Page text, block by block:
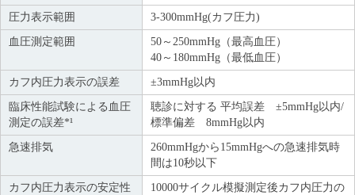
圧力表示範囲 3-300mmHg(カフ圧力)
血圧測定範囲
50～250mmHg（最高血圧）
40～180mmHg（最低血圧）
カフ内圧力表示の誤差 ±3mmHg以内
臨床性能試験による血圧
測定の誤差*¹
聴診に対する 平均誤差 ±5mmHg以内/
標準偏差 8mmHg以内
急速排気
260mmHgから15mmHgへの急速排気時
間は10秒以下
カフ内圧力表示の安定性
10000サイクル模擬測定後カフ内圧力の